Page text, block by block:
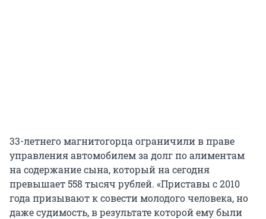
33-летнего магнитогорца ограничили в праве
управления автомобилем за долг по алиментам
на содержание сына, который на сегодня
превышает 558 тысяч рублей. «Приставы с 2010
года призывают к совести молодого человека, но
даже судимость, в результате которой ему были